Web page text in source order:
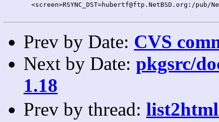
<screen>RSYNC_DST=hubertf@ftp.NetBSD.org:/pub/
Prev by Date: CVS
Next by Date: pkgsrc/
1.18
Prev by thread: